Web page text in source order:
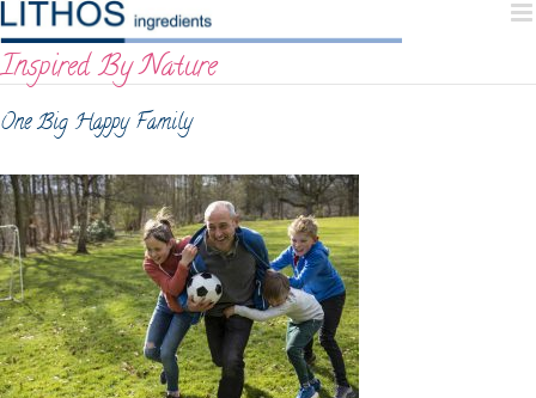
to
content
Inspired By Nature
One Big Happy Family